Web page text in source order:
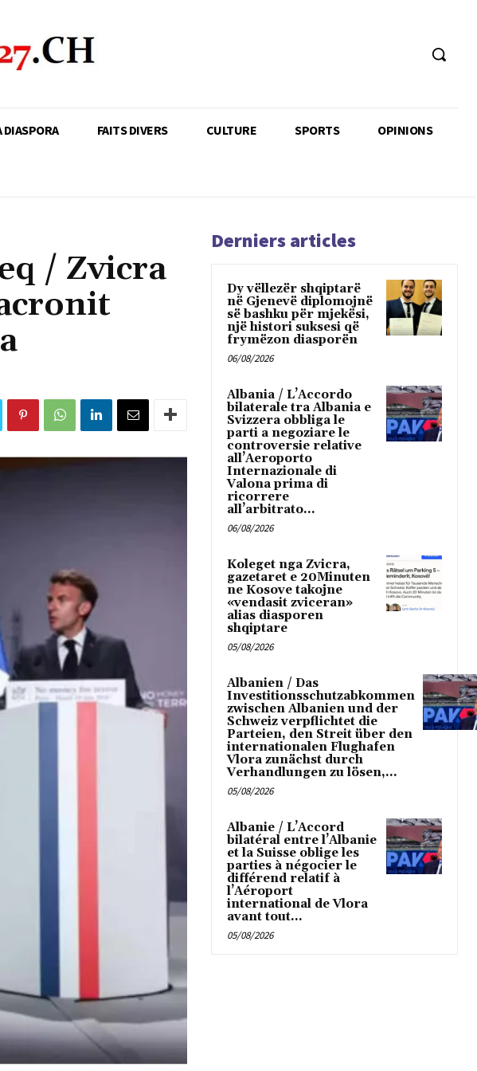
DIASPORA FAITS DIVERS CULTURE SPORTS OPINIONS
/ Zvicra
Derniers articles
Dy vëllezër shqiptarë
në Gjenevë diplomojnë
së bashku për mjekësi,
një histori suksesi që
frymëzon diasporën
06/08/2026
Albania / L’Accordo
bilaterale tra Albania e
Svizzera obbliga le
parti a negoziare le
controversie relative
all’Aeroporto
Internazionale di
Valona prima di
ricorrere
all’arbitrato...
06/08/2026
Koleget nga Zvicra,
gazetaret e 20Minuten
ne Kosove takojne
«vendasit zviceran»
alias diasporen
shqiptare
05/08/2026
Albanien / Das
Investitionsschutzabkommen
zwischen Albanien und der
Schweiz verpflichtet die
Parteien, den Streit über den
internationalen Flughafen
Vlora zunächst durch
Verhandlungen zu lösen,...
05/08/2026
Albanie / L’Accord
bilatéral entre l’Albanie
et la Suisse oblige les
parties à négocier le
différend relatif à
l’Aéroport
international de Vlora
avant tout...
05/08/2026